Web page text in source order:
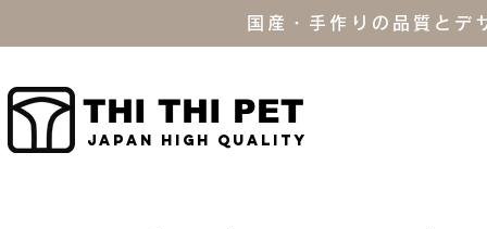
国産・手作りの品質と
THI THI PET
JAPAN high quality